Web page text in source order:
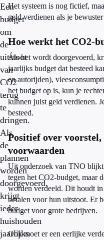
Een
budget
om
de
uitstoot
van
CO2
terug
te
dringen.
Als
de
plannen
worden
doorgevoerd,
krijgt
ieder
huishouden
jaarlijks
Het systeem is nog fictief,
geld verdienen als je
Hoe werkt het CO2-
Áls het wordt doorgevoerd,
jaarlijks budget dat besteed
en autorijden),
het budget op is, kun je
kunnen juist geld verdienen.
besteed.
Positief over
voorwaarden
Uit onderzoek van TNO blijkt
tegen het CO2-budget, maar
worden verdeeld. Dit houdt
betalen voor hun uitstoot. Er
budget voor grote bedrijven.
Ook moet er een eerlijke